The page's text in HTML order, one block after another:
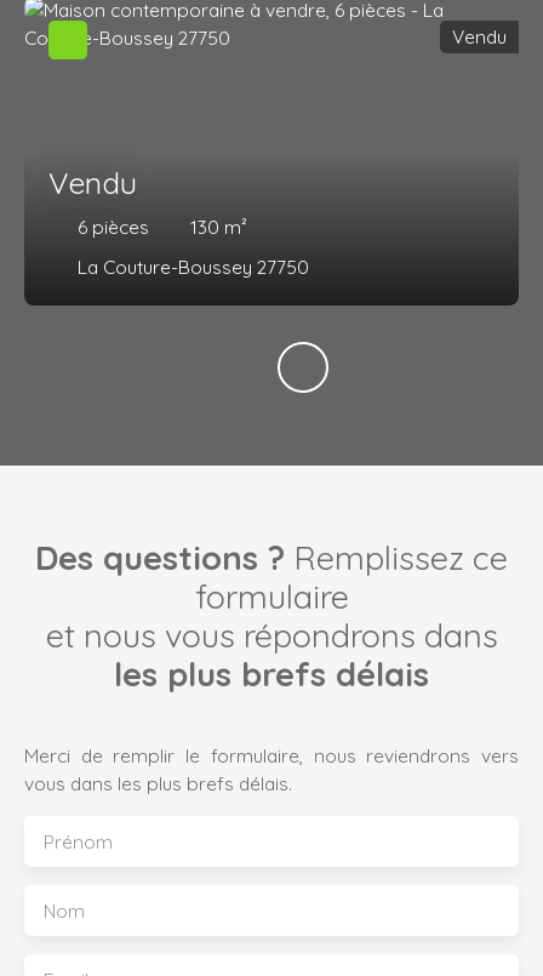
Vendu
6 pièces 130 m²
La Couture-Boussey 27750
Vendu
Des questions ? Remplissez ce
formulaire
et nous vous répondrons dans
les plus brefs délais
Merci de remplir le formulaire, nous reviendrons vers
vous dans les plus brefs délais.
Prénom
Nom